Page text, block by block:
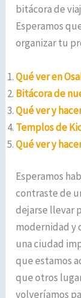
bitácora de
Esperamos
organizar tu
Qué ver en
Bitácora de
Qué ver y
Templos de
Qué ver y
Esperamos
contraste de
dejarse llevar
modernidad y
una ciudad
que estamos
que otros
volveríamos